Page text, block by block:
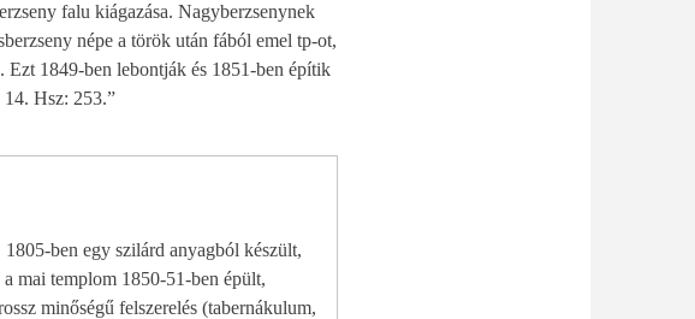
falu kiágazása. Nagyberzsenynek
népe a török után fából emel tp-ot,
1849-ben lebontják és 1851-ben építik
Hsz: 253.”
ben egy szilárd anyagból készült,
mai templom 1850-51-ben épült,
minőségű felszerelés (tabernákulum,